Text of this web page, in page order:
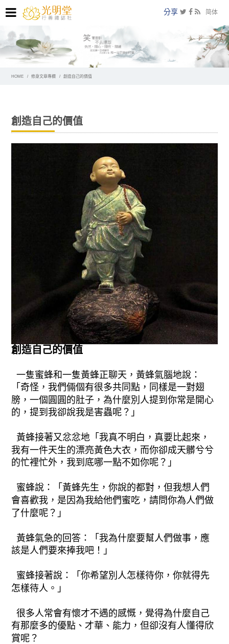
简体
分享
HOME 修身文章專欄 創造自己的價值
創造自己的價值
創造自己的價值
一隻蜜蜂和一隻黃蜂正聊天，黃蜂氣腦地說：
「奇怪，我們倆個有很多共同點，同樣是一對翅
膀，一個圓圓的肚子，為什麼別人提到你常是開心
的，提到我卻說我是害蟲呢？」
黃蜂接著又忿忿地「我真不明白，真要比起來，
我有一件天生的漂亮黃色大衣，而你卻成天髒兮兮
的忙裡忙外，我到底哪一點不如你呢？」
蜜蜂說：「黃蜂先生，你說的都對，但我想人們
會喜歡我，是因為我給他們蜜吃，請問你為人們做
了什麼呢？」
黃蜂氣急的回答：「我為什麼要幫人們做事，應
該是人們要來捧我吧！」
蜜蜂接著說：「你希望別人怎樣待你，你就得先
怎樣待人。」
很多人常會有懷才不遇的感慨，覺得為什麼自己
有那麼多的優點、才華、能力，但卻沒有人懂得欣
賞呢？